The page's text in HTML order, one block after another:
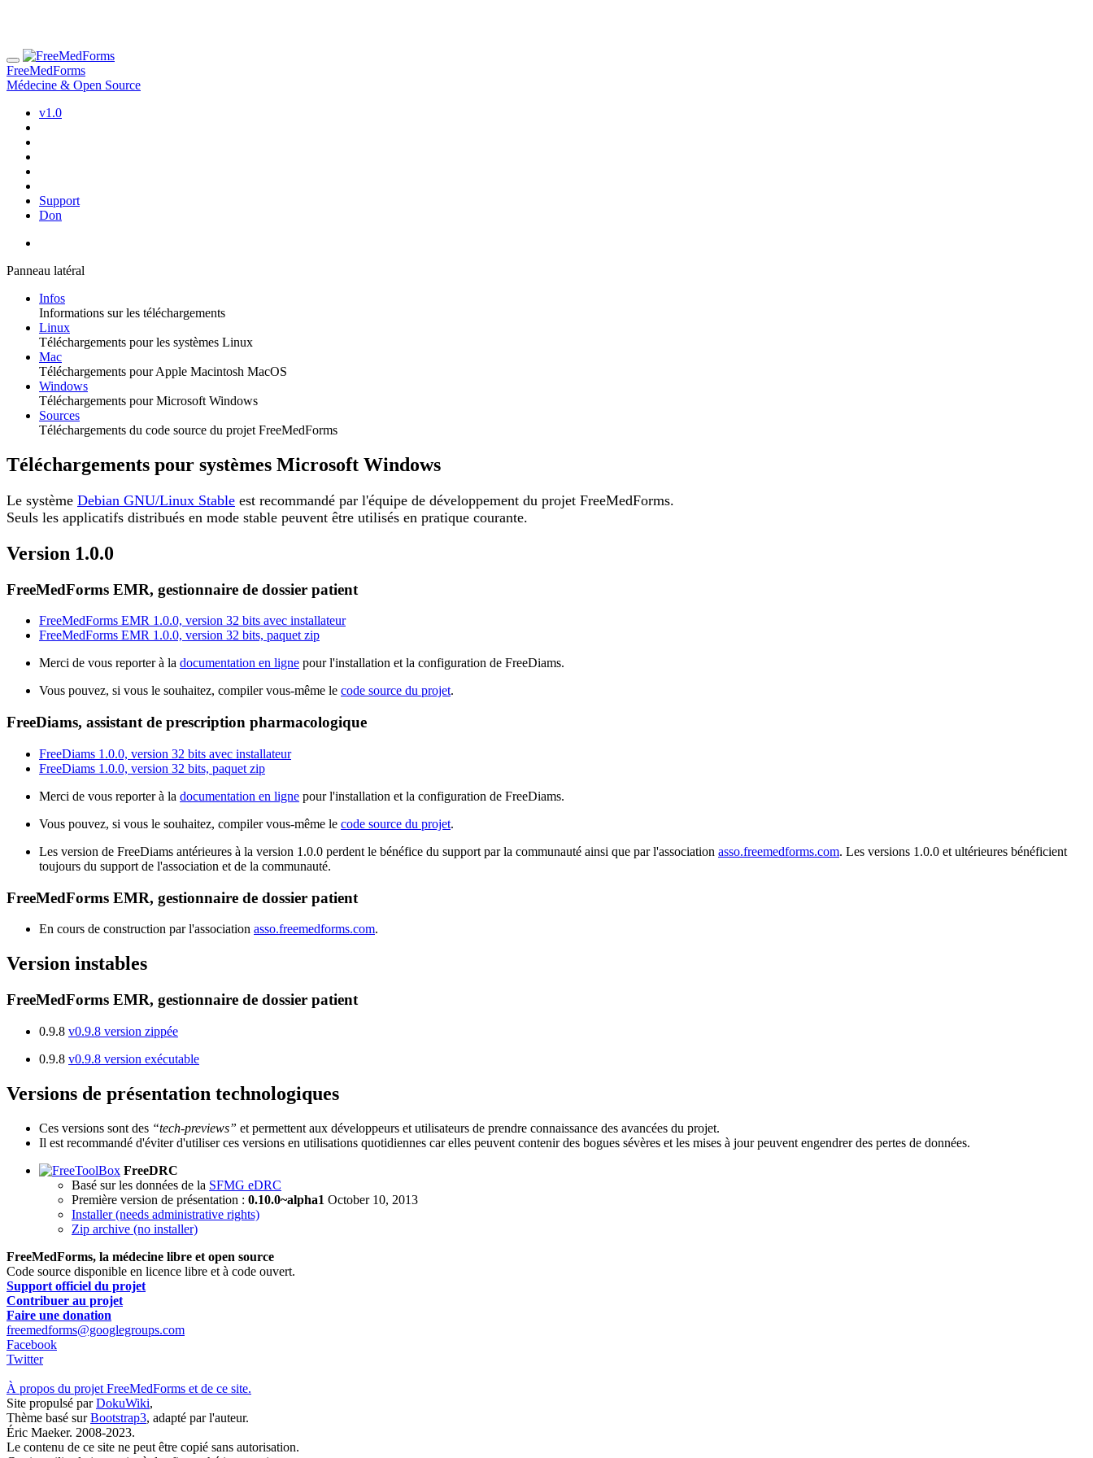
FreeMedForms
Médecine & Open Source
v1.0
Support
Don
Panneau latéral
Infos
Informations sur les téléchargements
Linux
Téléchargements pour les systèmes Linux
Mac
Téléchargements pour Apple Macintosh MacOS
Windows
Téléchargements pour Microsoft Windows
Sources
Téléchargements du code source du projet FreeMedForms
Téléchargements pour systèmes Microsoft Windows
Le système Debian GNU/Linux Stable est recommandé par l'équipe de développement du projet FreeMedForms.
Seuls les applicatifs distribués en mode stable peuvent être utilisés en pratique courante.
Version 1.0.0
FreeMedForms EMR, gestionnaire de dossier patient
FreeMedForms EMR 1.0.0, version 32 bits avec installateur
FreeMedForms EMR 1.0.0, version 32 bits, paquet zip
Merci de vous reporter à la documentation en ligne pour l'installation et la configuration de FreeDiams.
Vous pouvez, si vous le souhaitez, compiler vous-même le code source du projet.
FreeDiams, assistant de prescription pharmacologique
FreeDiams 1.0.0, version 32 bits avec installateur
FreeDiams 1.0.0, version 32 bits, paquet zip
Merci de vous reporter à la documentation en ligne pour l'installation et la configuration de FreeDiams.
Vous pouvez, si vous le souhaitez, compiler vous-même le code source du projet.
Les version de FreeDiams antérieures à la version 1.0.0 perdent le bénéfice du support par la communauté ainsi que par l'association asso.freemedforms.com. Les versions 1.0.0 et ultérieures bénéficient
toujours du support de l'association et de la communauté.
FreeMedForms EMR, gestionnaire de dossier patient
En cours de construction par l'association asso.freemedforms.com.
Version instables
FreeMedForms EMR, gestionnaire de dossier patient
0.9.8 v0.9.8 version zippée
0.9.8 v0.9.8 version exécutable
Versions de présentation technologiques
Ces versions sont des “tech-previews” et permettent aux développeurs et utilisateurs de prendre connaissance des avancées du projet.
Il est recommandé d'éviter d'utiliser ces versions en utilisations quotidiennes car elles peuvent contenir des bogues sévères et les mises à jour peuvent engendrer des pertes de données.
FreeDRC
Basé sur les données de la SFMG eDRC
Première version de présentation : 0.10.0~alpha1 October 10, 2013
Installer (needs administrative rights)
Zip archive (no installer)
FreeMedForms, la médecine libre et open source
Code source disponible en licence libre et à code ouvert.
Support officiel du projet
Contribuer au projet
Faire une donation
freemedforms@googlegroups.com
Facebook
Twitter
À propos du projet FreeMedForms et de ce site.
Site propulsé parDokuWiki,
Thème basé surBootstrap3, adapté par l'auteur.
Éric Maeker. 2008-2023.
Le contenu de ce site ne peut être copié sans autorisation.